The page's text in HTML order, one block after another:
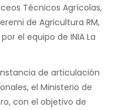
Técnicos Agrícolas,
de Agricultura RM,
el equipo de INIA La
de articulación
el Ministerio de
con el objetivo de